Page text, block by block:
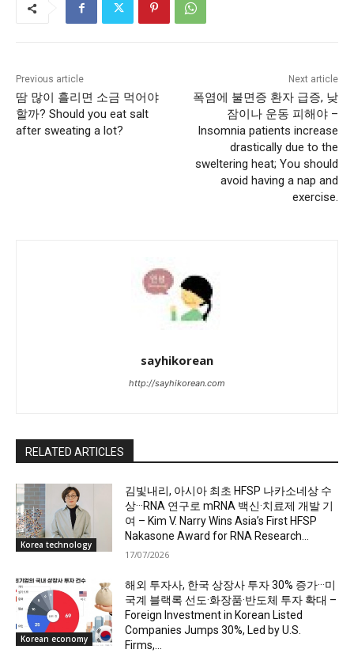
Previous article
땀 많이 흘리면 소금 먹어야
할까? Should you eat salt
after sweating a lot?
Next article
폭염에 불면증 환자 급증, 낮
잠이나 운동 피해야 –
Insomnia patients increase
drastically due to the
sweltering heat; You should
avoid having a nap and
exercise.
sayhikorean
http://sayhikorean.com
RELATED ARTICLES
Korea technology
김빛내리, 아시아 최초 HFSP 나카소네상 수
상···RNA 연구로 mRNA 백신·치료제 개발 기
여 – Kim V. Narry Wins Asia’s First HFSP
Nakasone Award for RNA Research...
17/07/2026
Korean economy
해외 투자사, 한국 상장사 투자 30% 증가···미
국계 블랙록 선도·화장품·반도체 투자 확대 –
Foreign Investment in Korean Listed
Companies Jumps 30%, Led by U.S.
Firms,...